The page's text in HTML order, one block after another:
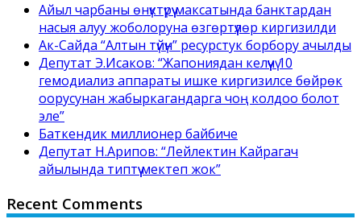
Айыл чарбаны өнүктүрүү максатында банктардан
насыя алуу жоболоруна өзгөртүүлөр киргизилди
Ак-Сайда “Алтын түйүн” ресурстук борбору ачылды
Депутат Э.Исаков: “Жапониядан келүүчү 10
гемодиализ аппараты ишке киргизилсе бөйрөк
оорусунан жабыркагандарга чоң колдоо болот
эле”
Баткендик миллионер байбиче
Депутат Н.Арипов: “Лейлектин Кайрагач
айылында типтүү мектеп жок”
Recent Comments